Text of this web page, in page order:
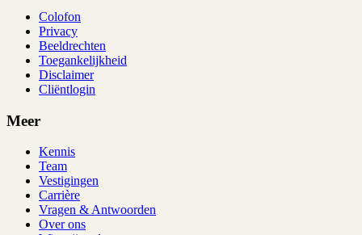
Colofon
Privacy
Beeldrechten
Toegankelijkheid
Disclaimer
Cliëntlogin
Meer
Kennis
Team
Vestigingen
Carrière
Vragen & Antwoorden
Over ons